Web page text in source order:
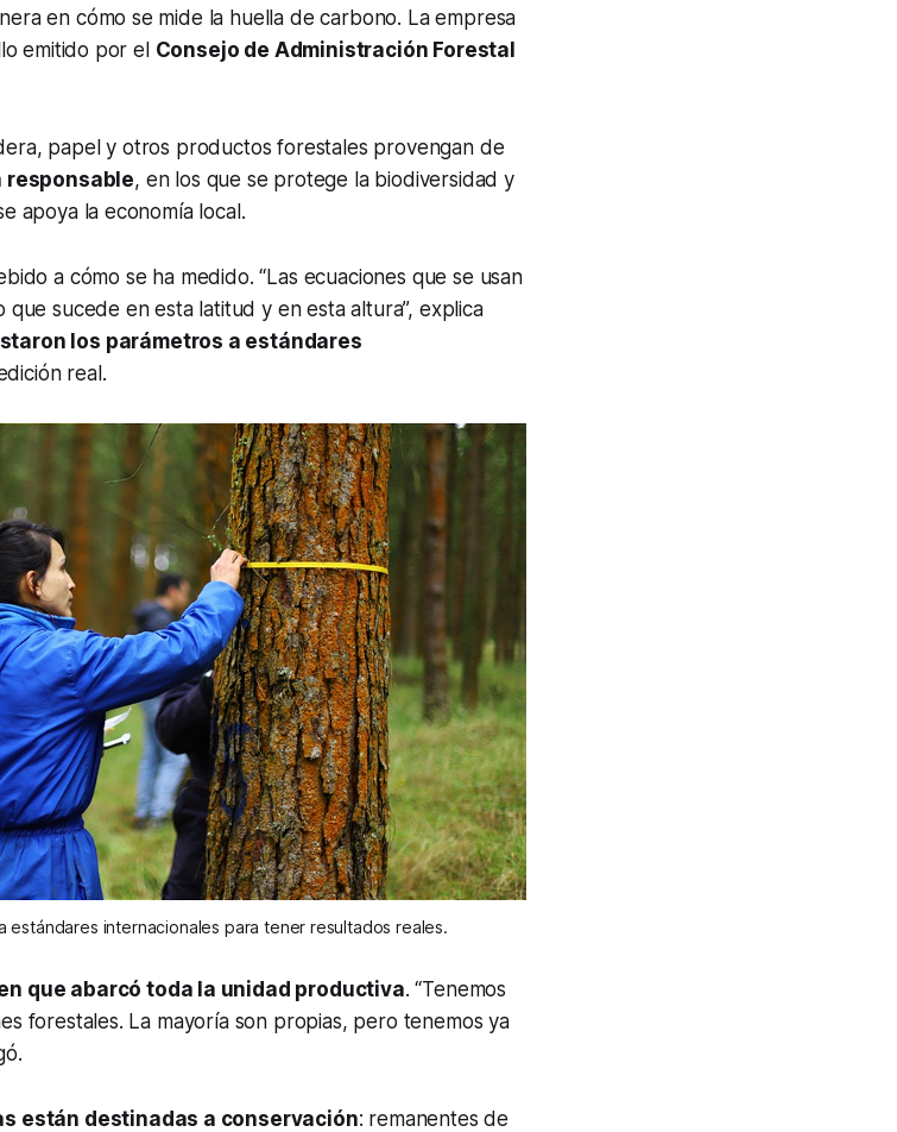
en cómo se mide la huella de carbono. La empresa
emitido por el Consejo de Administración Forestal
papel y otros productos forestales provengan de
responsable, en los que se protege la biodiversidad y
apoya la economía local.
a cómo se ha medido. “Las ecuaciones que se usan
sucede en esta latitud y en esta altura”, explica
los parámetros a estándares
real.
estándares internacionales para tener resultados reales.
que abarcó toda la unidad productiva. “Tenemos
forestales. La mayoría son propias, pero tenemos ya
están destinadas a conservación: remanentes de